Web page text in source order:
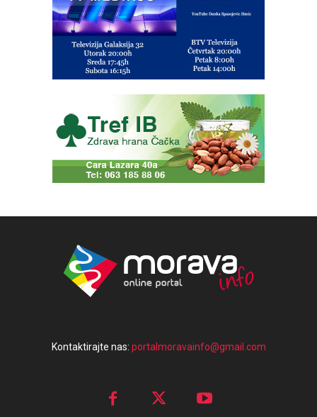
Kontaktirajte nas: portalmoravainfo@gmail.com